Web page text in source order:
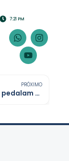
7:21 PM
PRÓXIMO
Ciclistas pedalam nus em São Paulo por segurança no trânsito